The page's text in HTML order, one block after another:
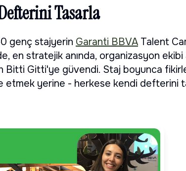
Tasarla
genç stajyerin Garanti BBVA Talent
en stratejik anında, organizasyon ekibi
Bitti Gitti'ye güvendi. Staj boyunca
etmek yerine - herkese kendi defterini